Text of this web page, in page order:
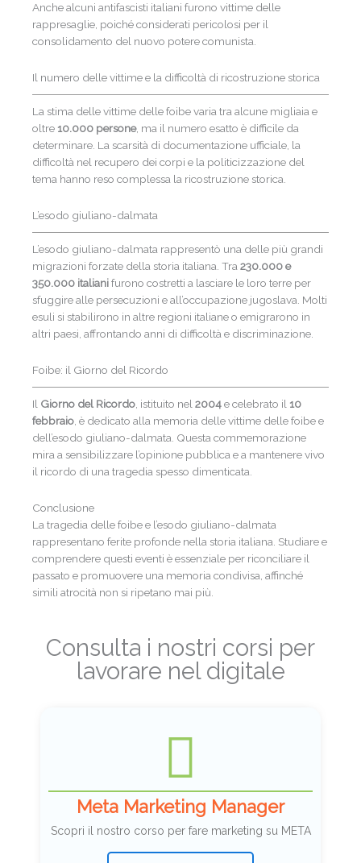
Anche alcuni antifascisti italiani furono vittime delle
rappresaglie, poiché considerati pericolosi per il
consolidamento del nuovo potere comunista.
Il numero delle vittime e la difficoltà di ricostruzione storica
La stima delle vittime delle foibe varia tra alcune migliaia e
oltre 10.000 persone, ma il numero esatto è difficile da
determinare. La scarsità di documentazione ufficiale, la
difficoltà nel recupero dei corpi e la politicizzazione del
tema hanno reso complessa la ricostruzione storica.
L’esodo giuliano-dalmata
L’esodo giuliano-dalmata rappresentò una delle più grandi
migrazioni forzate della storia italiana. Tra 230.000 e
350.000 italianifurono costretti a lasciare le loro terre per
sfuggire alle persecuzioni e all’occupazione jugoslava. Molti
esuli si stabilirono in altre regioni italiane o emigrarono in
altri paesi, affrontando anni di difficoltà e discriminazione.
Foibe: il Giorno del Ricordo
Il Giorno del Ricordo , istituito nel 2004e celebrato il 10
febbraio , è dedicato alla memoria delle vittime delle foibe e
dell’esodo giuliano-dalmata. Questa commemorazione
mira a sensibilizzare l’opinione pubblica e a mantenere vivo
il ricordo di una tragedia spesso dimenticata.
Conclusione
La tragedia delle foibe e l’esodo giuliano-dalmata
rappresentano ferite profonde nella storia italiana. Studiare e
comprendere questi eventi è essenziale per riconciliare il
passato e promuovere una memoria condivisa, affinché
simili atrocità non si ripetano mai più.
Consulta i nostri corsi per
lavorare nel digitale
Meta Marketing Manager
Scopri il nostro corso per fare marketing su META